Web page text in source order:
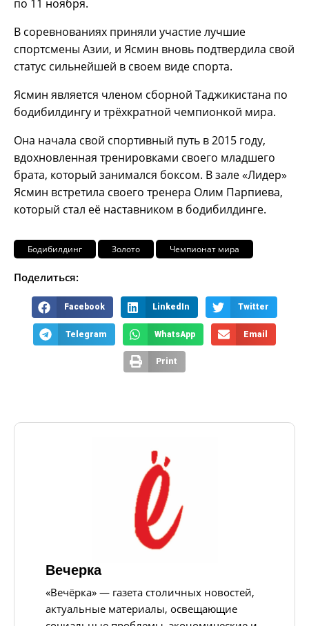
по 11 ноября.
В соревнованиях приняли участие лучшие
спортсмены Азии, и Ясмин вновь подтвердила свой
статус сильнейшей в своем виде спорта.
Ясмин является членом сборной Таджикистана по
бодибилдингу и трёхкратной чемпионкой мира.
Она начала свой спортивный путь в 2015 году,
вдохновленная тренировками своего младшего
брата, который занимался боксом. В зале «Лидер»
Ясмин встретила своего тренера Олим Парпиева,
который стал её наставником в бодибилдинге.
Бодибилдинг Золото Чемпионат мира
Поделиться:
Facebook LinkedIn Twitter
Telegram WhatsApp Email
Print
Вечерка
«Вечёрка» — газета столичных новостей,
актуальные материалы, освещающие